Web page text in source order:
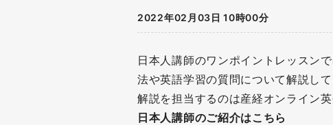
2022年02月03日 10時00分
日本人講師のワンポイントレッスン
法や英語学習の質問について解説して
解説を担当するのは産経オンライン
日本人講師のご紹介はこちら